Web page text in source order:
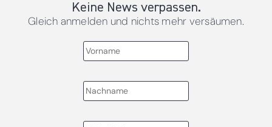
Keine News verpassen.
Gleich anmelden und nichts mehr versäumen.